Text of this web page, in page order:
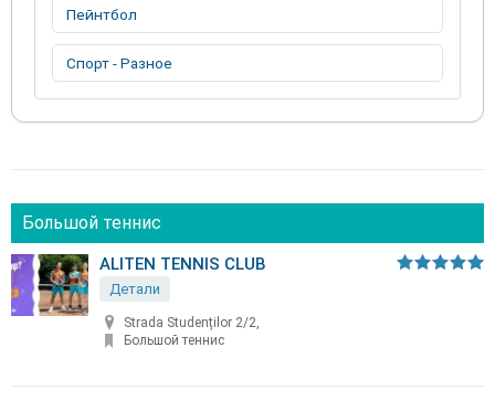
Пейнтбол
Спорт - Разное
Большой теннис
ALITEN TENNIS CLUB
Детали
Strada Studenților 2/2,
Большой теннис